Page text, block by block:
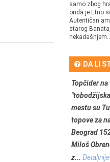
samo zbog
onda je Etno
Autentičan
starog
DA LI
Topčider
mestu su
topove za
Beograd
Miloš
z... Detaljnije